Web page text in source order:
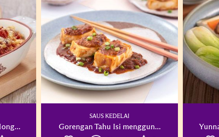
SAUS KEDELAI
Gorengan Tahu Isi menggun...